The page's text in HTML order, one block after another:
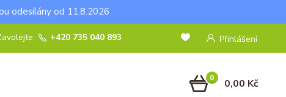
odesílány od 11.8.2026
Přihlášení
+420 735 040 893
0 0,00 Kč